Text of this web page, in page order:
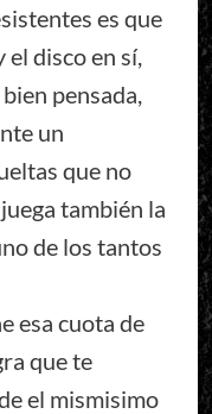
es que
el disco en sí,
pensada,
un
que no
también la
de los tantos
esa cuota de
que te
el mismisimo